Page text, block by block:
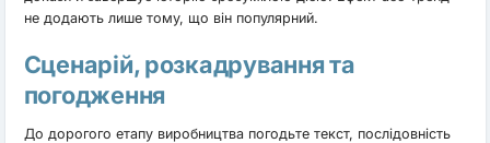
не додають лише тому, що він популярний.
Сценарій, розкадрування та
погодження
До дорогого етапу виробництва погодьте текст, послідовність